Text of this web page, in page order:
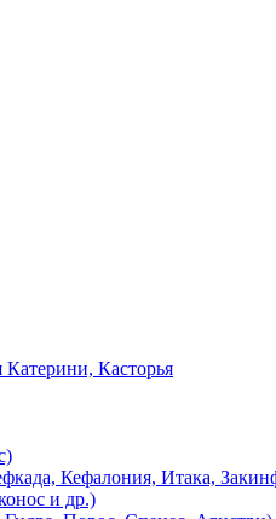
Касторья
Кефалония, Итака,
и др.)